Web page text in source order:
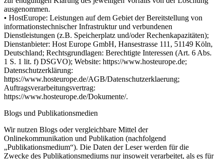
ausgenommen.
• HostEurope: Leistungen auf dem Gebiet der Bereitstellung von
informationstechnischer Infrastruktur und verbundenen
Dienstleistungen (z.B. Speicherplatz und/oder Rechenkapazitäten);
Dienstanbieter: Host Europe GmbH, Hansestrasse 111, 51149 Köln,
Deutschland; Rechtsgrundlagen: Berechtigte Interessen (Art. 6 Abs.
1 S. 1 lit. f) DSGVO); Website: https://www.hosteurope.de;
Datenschutzerklärung:
https://www.hosteurope.de/AGB/Datenschutzerklaerung;
Auftragsverarbeitungsvertrag:
https://www.hosteurope.de/Dokumente/.
Blogs und Publikationsmedien
Wir nutzen Blogs oder vergleichbare Mittel der
Onlinekommunikation und Publikation (nachfolgend
„Publikationsmedium“). Die Daten der Leser werden für die
Zwecke des Publikationsmediums nur insoweit verarbeitet, als es für